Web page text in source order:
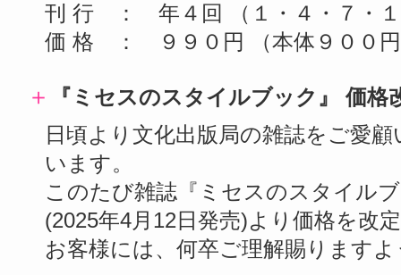
刊 行 ： 年４回 （１・４・７・
価 格 ： ９９０円 （本体９００
＋
『ミセスのスタイルブック』 価格
日頃より文化出版局の雑誌をご愛
います。
このたび雑誌『ミセスのスタイル
(2025年4月12日発売)より価格を改
お客様には、何卒ご理解賜ります